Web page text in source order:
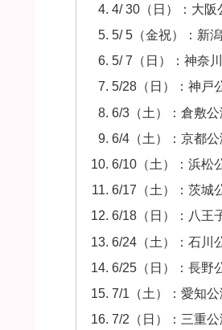
4/ 30（日）：大阪
5/ 5（金祝）：新
5/ 7（日）：神奈
5/28（日）：神戸
6/3（土）：倉敷
6/4（土）：京都
6/10（土）：浜松
6/17（土）：茨城
6/18（日）：八王
6/24（土）：石川
6/25（日）：長野
7/1（土）：愛知
7/2（日）：三重